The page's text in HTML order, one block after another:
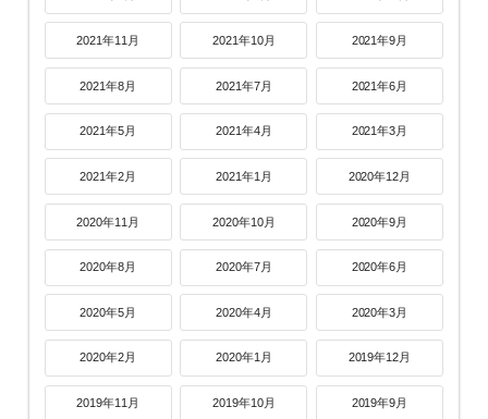
2021年11月 2021年10月 2021年9月
2021年8月 2021年7月 2021年6月
2021年5月 2021年4月 2021年3月
2021年2月 2021年1月 2020年12月
2020年11月 2020年10月 2020年9月
2020年8月 2020年7月 2020年6月
2020年5月 2020年4月 2020年3月
2020年2月 2020年1月 2019年12月
2019年11月 2019年10月 2019年9月